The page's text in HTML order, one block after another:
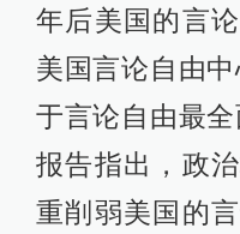
年后美国的言
美国言论自由
于言论自由最
报告指出，政
重削弱美国的